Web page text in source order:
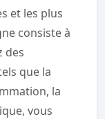
et les plus
consiste à
des
que la
la
vous